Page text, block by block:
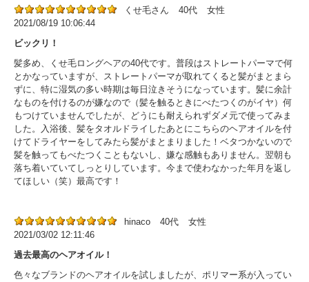
くせ毛さん 40代
女性
2021/08/19 10:06:44
ビックリ！
髪多め、くせ毛ロングヘアの40代です。普段はストレートパーマで何
とかなっていますが、ストレートパーマが取れてくると髪がまとまら
ずに、特に湿気の多い時期は毎日泣きそうになっています。髪に余計
なものを付けるのが嫌なので（髪を触るときにべたつくのがイヤ）何
もつけていませんでしたが、どうにも耐えられずダメ元で使ってみま
した。入浴後、髪をタオルドライしたあとにこちらのヘアオイルを付
けてドライヤーをしてみたら髪がまとまりました！ベタつかないので
髪を触ってもべたつくこともないし、嫌な感触もありません。翌朝も
落ち着いていてしっとりしています。今まで使わなかった年月を返し
てほしい（笑）最高です！
hinaco 40代
女性
2021/03/02 12:11:46
過去最高のヘアオイル！
色々なブランドのヘアオイルを試しましたが、ポリマー系が入ってい